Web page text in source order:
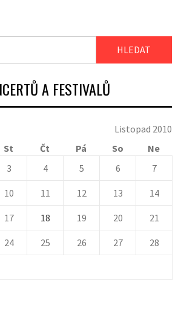
A FESTIVALŮ
Listopad 2010
St Čt Pá So
Ne
3 4 5 6 7
10 11 12 13 14
17 18 19 20 21
24 25 26 27 28